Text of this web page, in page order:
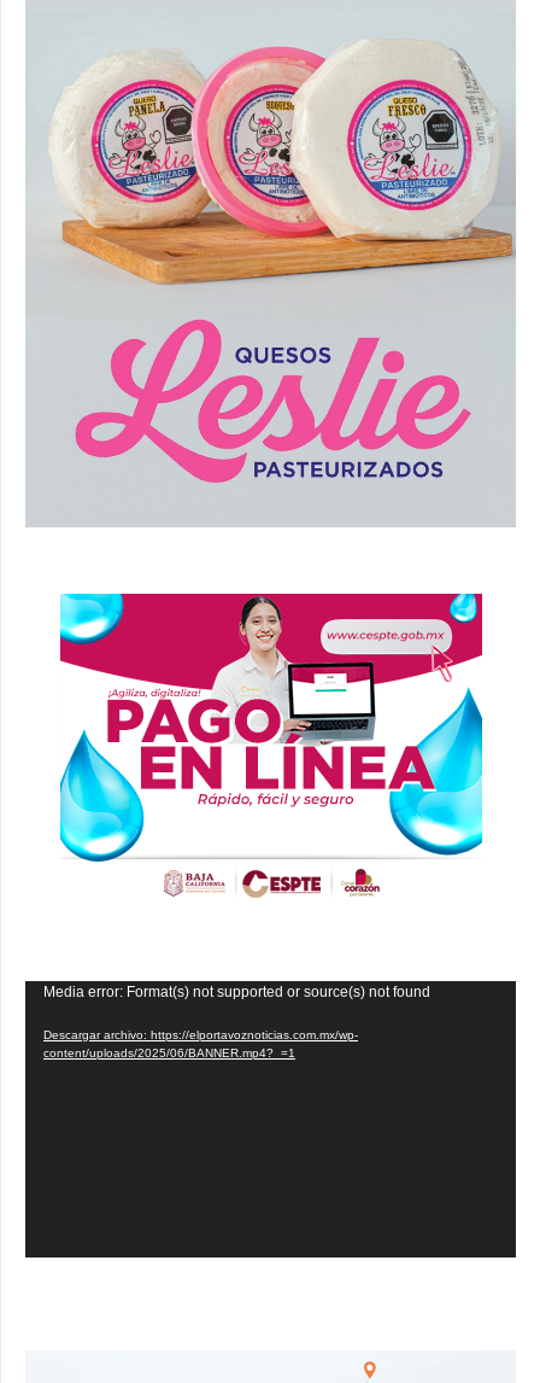
Reproductor
vídeo
Media error: Format(s) not supported or source(s) not found
Descargar archivo: https://elportavoznoticias.com.mx/wp-
content/uploads/2025/06/BANNER.mp4?_=1